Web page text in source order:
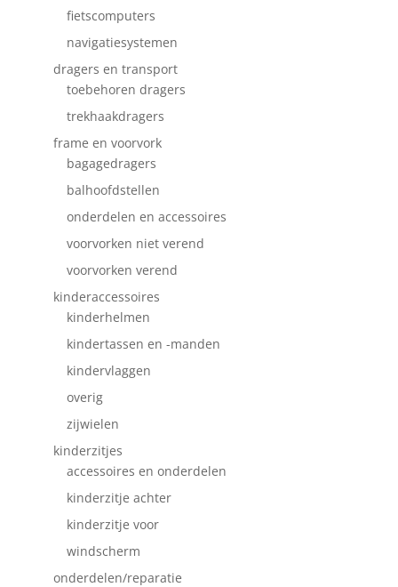
fietscomputers
navigatiesystemen
dragers en transport
toebehoren dragers
trekhaakdragers
frame en voorvork
bagagedragers
balhoofdstellen
onderdelen en accessoires
voorvorken niet verend
voorvorken verend
kinderaccessoires
kinderhelmen
kindertassen en -manden
kindervlaggen
overig
zijwielen
kinderzitjes
accessoires en onderdelen
kinderzitje achter
kinderzitje voor
windscherm
onderdelen/reparatie